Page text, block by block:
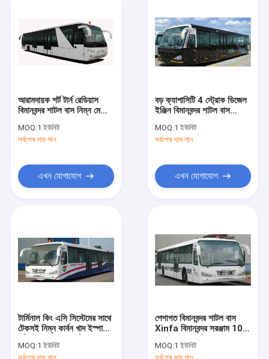
আরামদায়ক শর্ট টার্ন রেডিয়াস
বিমানবন্দর শাটল বাস নিম্ন মেঝে
MOQ:1 ইউনিট
সর্বশেষ দাম পান
এখন যোগাযোগ
বড় ক্যাপাসিটি 4 স্ট্রোক ডিজেল
ইঞ্জিন বিমানবন্দর শাটল বাস
MOQ:1 ইউনিট
সর্বশেষ দাম পান
এখন যোগাযোগ
টার্মিনাল কিং এসি সিস্টেমের সাথে
টেকসই নিম্ন কার্বন খাদ ইস্পাত
MOQ:1 ইউনিট
পেশাগত বিমানবন্দর শাটল বাস
Xinfa বিমানবন্দর সরঞ্জাম 10 মি
MOQ:1 ইউনিট